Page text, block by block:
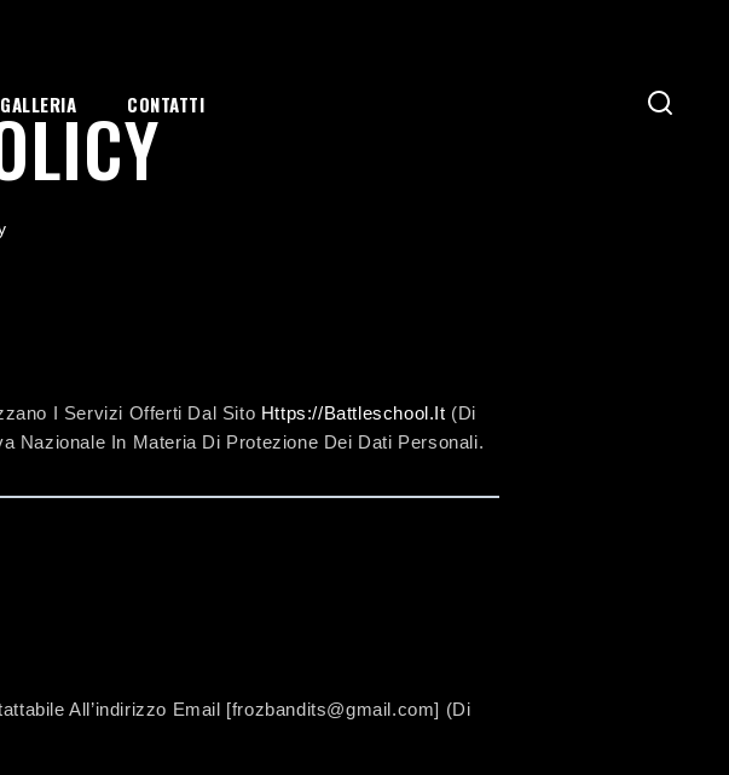
GALLERIA CONTATTI
I Servizi Offerti Dal Sito Https://battleschool.it (di
Nazionale In Materia Di Protezione Dei Dati Personali.
All’indirizzo Email [frozbandits@gmail.com] (di